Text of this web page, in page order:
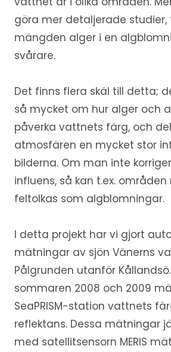
göra mer detaljerade studier,
mängden alger i en
svårare.
Det finns flera skäl till detta;
så mycket om hur alger och
påverka vattnets färg, och
atmosfären en mycket stor
bilderna. Om man inte
influens, så kan t.ex.
feltolkas som algblomningar.
I detta projekt har vi gjort
mätningar av sjön Vänerns
Pålgrunden utanför
sommaren 2008 och 2009
SeaPRISM-station vattnets
reflektans. Dessa mätningar
med satellitsensorn MERIS